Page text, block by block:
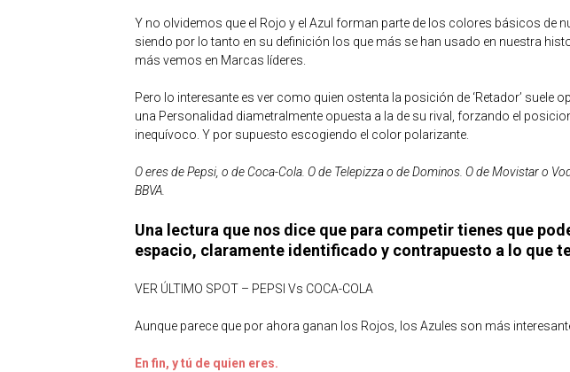
Y no olvidemos que el Rojo y el Azul forman parte de los colores básicos de
siendo por lo tanto en su definición los que más se han usado en nuestra
más vemos en Marcas líderes.
Pero lo interesante es ver como quien ostenta la posición de ‘Retador’ suele
una Personalidad diametralmente opuesta a la de su rival, forzando el
inequívoco. Y por supuesto escogiendo el color polarizante.
O eres de Pepsi, o de Coca-Cola. O de Telepizza o de Dominos. O de Movistar o
BBVA.
Una lectura que nos dice que para competir tienes que
espacio, claramente identificado y contrapuesto a lo que
VER ÚLTIMO SPOT – PEPSI Vs COCA-COLA
Aunque parece que por ahora ganan los Rojos, los Azules son más
En fin, y tú de quien eres.